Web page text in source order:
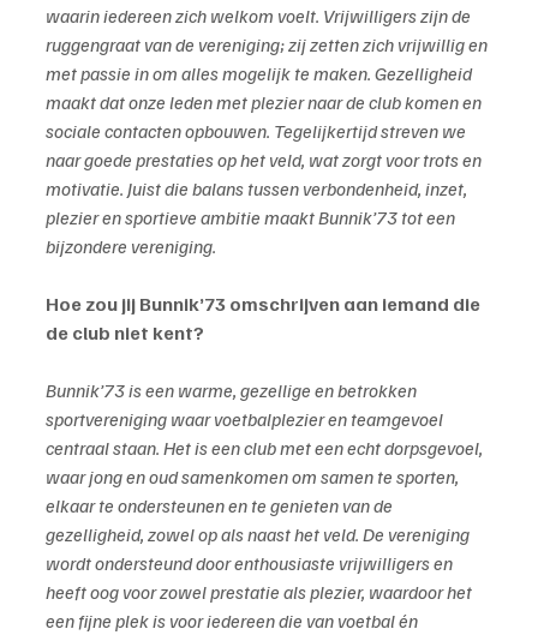
waarin iedereen zich welkom voelt. Vrijwilligers zijn de
ruggengraat van de vereniging; zij zetten zich vrijwillig en
met passie in om alles mogelijk te maken. Gezelligheid
maakt dat onze leden met plezier naar de club komen en
sociale contacten opbouwen. Tegelijkertijd streven we
naar goede prestaties op het veld, wat zorgt voor trots en
motivatie. Juist die balans tussen verbondenheid, inzet,
plezier en sportieve ambitie maakt Bunnik’73 tot een
bijzondere vereniging.
Hoe zou jij Bunnik’73 omschrijven aan iemand die
de club niet kent?
Bunnik’73 is een warme, gezellige en betrokken
sportvereniging waar voetbalplezier en teamgevoel
centraal staan. Het is een club met een echt dorpsgevoel,
waar jong en oud samenkomen om samen te sporten,
elkaar te ondersteunen en te genieten van de
gezelligheid, zowel op als naast het veld. De vereniging
wordt ondersteund door enthousiaste vrijwilligers en
heeft oog voor zowel prestatie als plezier, waardoor het
een fijne plek is voor iedereen die van voetbal én